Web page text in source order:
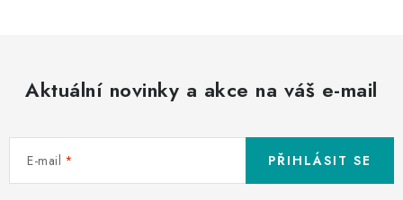
Aktuální novinky a akce na váš e-mail
E-mail PŘIHLÁSIT SE